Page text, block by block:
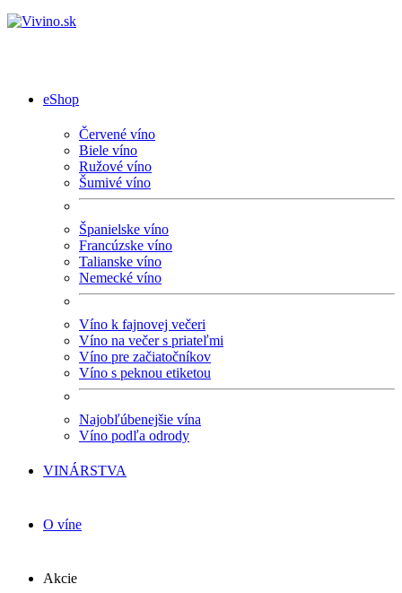
eShop
Červené víno
Biele víno
Ružové víno
Šumivé víno
Španielske víno
Francúzske víno
Talianske víno
Nemecké víno
Víno k fajnovej večeri
Víno na večer s priateľmi
Víno pre začiatočníkov
Víno s peknou etiketou
Najobľúbenejšie vína
Víno podľa odrody
VINÁRSTVA
O víne
Akcie